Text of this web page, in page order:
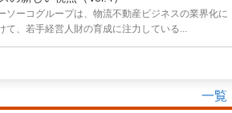
ソーコグループは、物流不動産ビジネスの業界化に
て、若手経営人財の育成に注力している...
一覧